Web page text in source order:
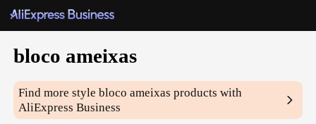
bloco ameixas
Find more stylebloco ameixas products with
AliExpress Business